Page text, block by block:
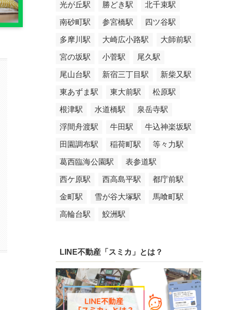
光が丘駅 勝どき駅 北千束駅
南砂町駅 参宮橋駅 四ツ谷駅
多摩川駅 大崎広小路駅 大師前駅
宮の坂駅 小菅駅 尾久駅
尾山台駅 新宿三丁目駅 新柴又駅
東あずま駅 東大前駅 松原駅
根津駅 水道橋駅 泉岳寺駅
浮間舟渡駅 牛田駅 牛込神楽坂駅
田園調布駅 稲荷町駅 等々力駅
葛西臨海公園駅 表参道駅
西ケ原駅 西高島平駅 都庁前駅
金町駅 雪が谷大塚駅 馬喰町駅
高輪台駅 鮫洲駅
LINE不動産「スミカ」とは？